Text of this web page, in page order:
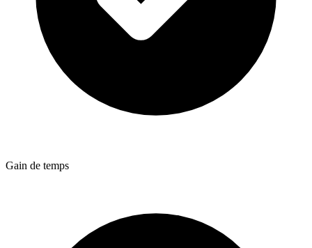
Gain de temps